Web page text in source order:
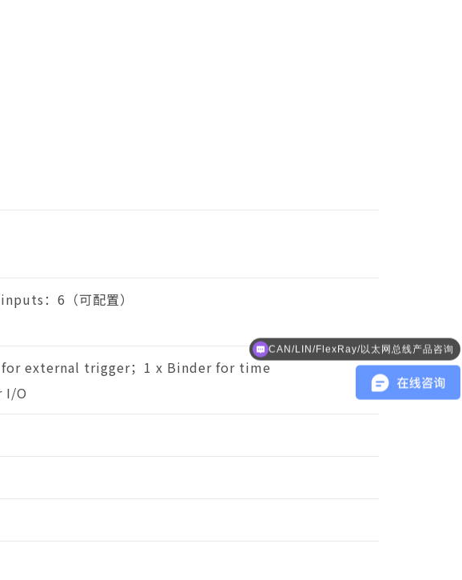
：6（可配置）
for external trigger；1 x Binder for time
I/O
CAN/LIN/FlexRay/以太网总线产品咨询